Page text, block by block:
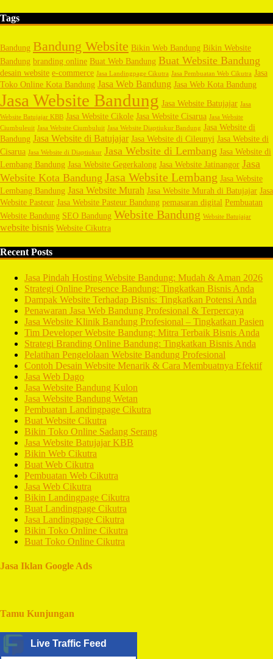
Tags
Bandung Bandung Website Bikin Web Bandung Bikin Website
Bandung branding online Buat Web Bandung Buat Website Bandung
desain website e-commerce Jasa Landingpage Cikutra Jasa Pembuatan Web Cikutra Jasa
Toko Online Kota Bandung Jasa Web Bandung Jasa Web Kota Bandung
Jasa Website Bandung Jasa Website Batujajar Jasa
Website Batujajar KBB Jasa Website Cikole Jasa Website Cisarua Jasa Website
Ciumbuleuit Jasa Website Ciumbuluit Jasa Website Diaptiukur Bandung Jasa Website di
Bandung Jasa Website di Batujajar Jasa Website di Cileunyi Jasa Website di
Cisarua Jasa Website di Diaptiukur Jasa Website di Lembang Jasa Website di
Lembang Bandung Jasa Website Gegerkalong Jasa Website Jatinangor Jasa
Website Kota Bandung Jasa Website Lembang Jasa Website
Lembang Bandung Jasa Website Murah Jasa Website Murah di Batujajar Jasa
Website Pasteur Jasa Website Pasteur Bandung pemasaran digital Pembuatan
Website Bandung SEO Bandung Website Bandung Website Batujajar
website bisnis Website Cikutra
Recent Posts
Jasa Pindah Hosting Website Bandung: Mudah & Aman 2026
Strategi Online Presence Bandung: Tingkatkan Bisnis Anda
Dampak Website Terhadap Bisnis: Tingkatkan Potensi Anda
Penawaran Jasa Web Bandung Profesional & Terpercaya
Jasa Website Klinik Bandung Profesional – Tingkatkan Pasien
Tim Developer Website Bandung: Mitra Terbaik Bisnis Anda
Strategi Branding Online Bandung: Tingkatkan Bisnis Anda
Pelatihan Pengelolaan Website Bandung Profesional
Contoh Desain Website Menarik & Cara Membuatnya Efektif
Jasa Web Dago
Jasa Website Bandung Kulon
Jasa Website Bandung Wetan
Pembuatan Landingpage Cikutra
Buat Website Cikutra
Bikin Toko Online Sadang Serang
Jasa Website Batujajar KBB
Bikin Web Cikutra
Buat Web Cikutra
Pembuatan Web Cikutra
Jasa Web Cikutra
Bikin Landingpage Cikutra
Buat Landingpage Cikutra
Jasa Landingpage Cikutra
Bikin Toko Online Cikutra
Buat Toko Online Cikutra
Jasa Iklan Google Ads
Tamu Kunjungan
Live Traffic Feed